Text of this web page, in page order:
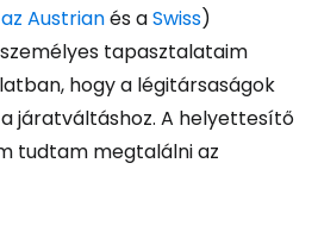
az Austrianés aSwiss)
tapasztalataim
hogy a légitársaságok
járatváltáshoz. A helyettesítő
tudtam megtalálni az